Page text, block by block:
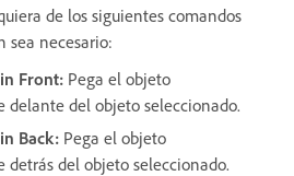
de los siguientes comandos
sea necesario:
Front: Pega el objeto
delante del objeto seleccionado.
Back: Pega el objeto
detrás del objeto seleccionado.